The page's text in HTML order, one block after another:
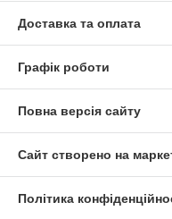
Доставка та оплата
Графік роботи
Повна версія сайту
Сайт створено на
Політика